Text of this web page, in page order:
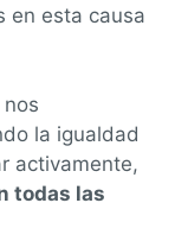
en esta causa
nos
la igualdad
activamente,
todas las